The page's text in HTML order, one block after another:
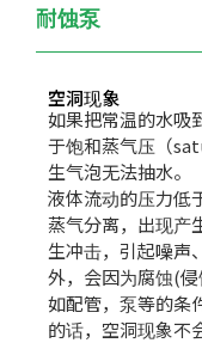
耐蚀泵
空洞现象
如果把常温的水吸
于饱和蒸气压（
生气泡无法抽水。
液体流动的压力低
蒸气分离，出现产
生冲击，引起噪声
外，会因为腐蚀(侵
如配管，泵等的条
的话，空洞现象不